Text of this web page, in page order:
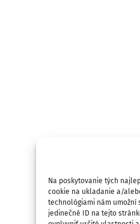
Na poskytovanie tých
cookie na ukladanie a/
technológiami nám
jedinečné ID na tejto